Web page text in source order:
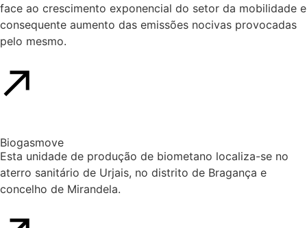
face ao crescimento exponencial do setor da mobilidade e
consequente aumento das emissões nocivas provocadas
pelo mesmo.
Biogasmove
Esta unidade de produção de biometano localiza-se no
aterro sanitário de Urjais, no distrito de Bragança e
concelho de Mirandela.